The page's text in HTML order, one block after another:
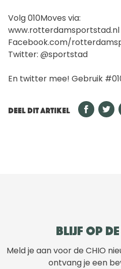
Volg 010Moves via:
www.rotterdamsportstad.nl
Facebook.com/
Twitter: @sportstad
En twitter mee! Gebruik
DEEL DIT ARTIKEL
Blijf op
Meld je aan voor de CHIO
ontvang je een